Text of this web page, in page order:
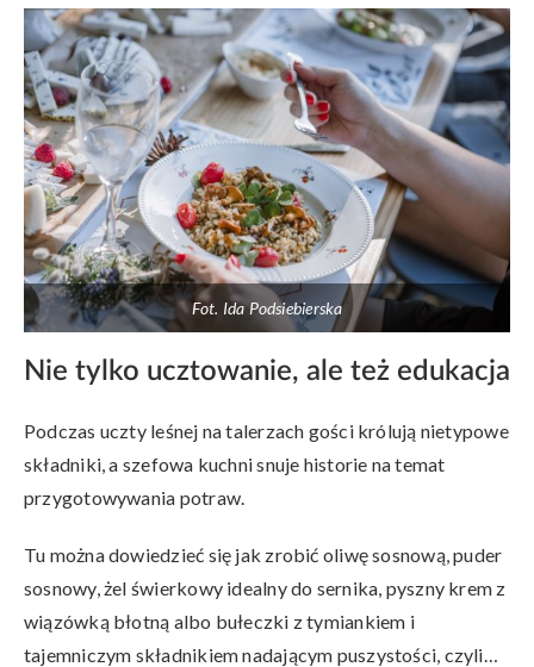
Fot. Ida Podsiebierska
Nie tylko ucztowanie, ale też edukacja
Podczas uczty leśnej na talerzach gości królują nietypowe
składniki, a szefowa kuchni snuje historie na temat
przygotowywania potraw.
Tu można dowiedzieć się jak zrobić oliwę sosnową, puder
sosnowy, żel świerkowy idealny do sernika, pyszny krem z
wiązówką błotną albo bułeczki z tymiankiem i
tajemniczym składnikiem nadającym puszystości, czyli…